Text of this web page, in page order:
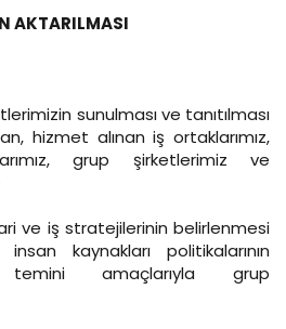
AKTARILMASI
sunulması ve tanıtılması
hizmet alınan iş ortaklarımız,
grup şirketlerimiz ve
ve iş stratejilerinin belirlenmesi
kaynakları politikalarının
temini amaçlarıyla grup